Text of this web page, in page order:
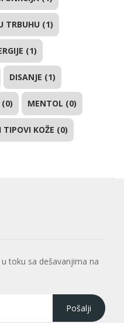
TRBUHU (1)
(1)
DISANJE (1)
(0) MENTOL (0)
TIPOVI KOŽE (0)
toku sa dešavanjima na